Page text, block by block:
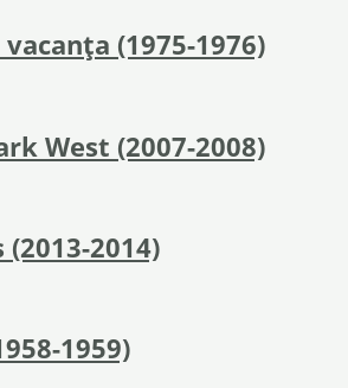
vacanța (1975-1976)
West (2007-2008)
2014)
1959)